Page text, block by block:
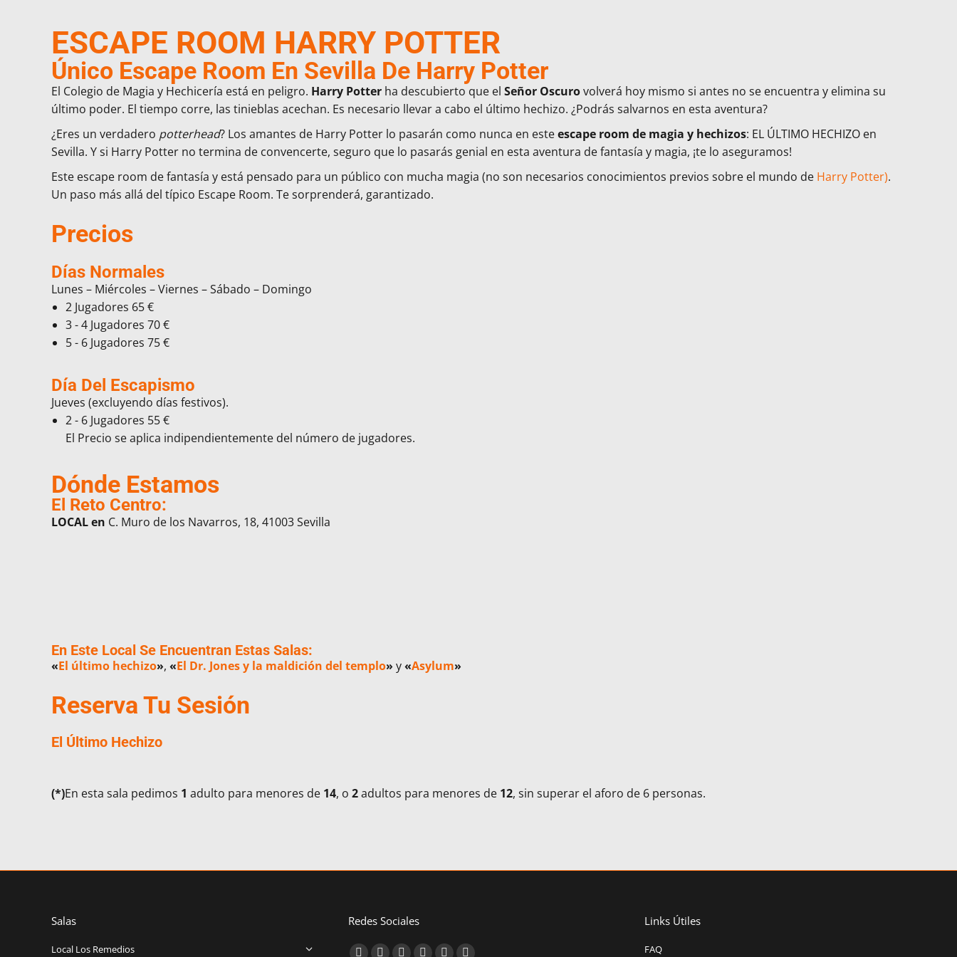
ESCAPE ROOM HARRY POTTER
Único Escape Room En Sevilla De Harry Potter
El Colegio de Magia y Hechicería está en peligro. Harry Potter ha descubierto que el Señor Oscurovolverá hoy mismo si antes no se encuentra y elimina su
último poder. El tiempo corre, las tinieblas acechan. Es necesario llevar a cabo el último hechizo. ¿Podrás salvarnos en esta aventura?
¿Eres un verdadero potterhead? Los amantes de Harry Potter lo pasarán como nunca en esteescape room de magia y hechizos: EL ÚLTIMO HECHIZO en
Sevilla. Y si Harry Potter no termina de convencerte, seguro que lo pasarás genial en esta aventura de fantasía y magia, ¡te lo aseguramos!
Este escape room de fantasía y está pensado para un público con mucha magia (no son necesarios conocimientos previos sobre el mundo de Harry Potter).
Un paso más allá del típico Escape Room. Te sorprenderá, garantizado.
Precios
Días Normales
Lunes – Miércoles – Viernes – Sábado – Domingo
2 Jugadores 65 €
3 - 4 Jugadores 70 €
5 - 6 Jugadores 75 €
Día Del Escapismo
Jueves (excluyendo días festivos).
2 - 6 Jugadores 55 €
El Precio se aplica indipendientemente del número de jugadores.
Dónde Estamos
El Reto Centro:
LOCAL en C. Muro de los Navarros, 18, 41003 Sevilla
En Este Local Se Encuentran Estas Salas:
«El último hechizo», «El Dr. Jones y la maldición del templo» y«Asylum»
Reserva Tu Sesión
El Último Hechizo
(*)En esta sala pedimos 1 adulto para menores de 14, o 2adultos para menores de 12, sin superar el aforo de 6 personas.
Salas
Local Los Remedios
Redes Sociales
Find us on:
Links Útiles
FAQ